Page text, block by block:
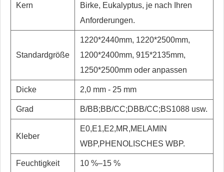
Kern
Birke, Eukalyptus, je nach Ihren
Anforderungen.
Standardgröße
1220*2440mm, 1220*2500mm,
1200*2400mm, 915*2135mm,
1250*2500mm oder anpassen
Dicke 2,0 mm - 25 mm
Grad B/BB;BB/CC;DBB/CC;BS1088 usw.
Kleber
E0,E1,E2,MR,MELAMIN
WBP,PHENOLISCHES WBP.
Feuchtigkeit 10 %–15 %